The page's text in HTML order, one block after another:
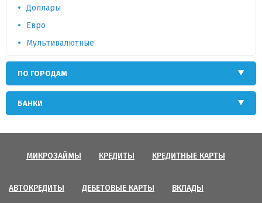
Доллары
Евро
Мультивалютные
ПО ГОРОДАМ
БАНКИ
МИКРОЗАЙМЫ КРЕДИТЫ КРЕДИТНЫЕ КАРТЫ
АВТОКРЕДИТЫ ДЕБЕТОВЫЕ КАРТЫ ВКЛАДЫ